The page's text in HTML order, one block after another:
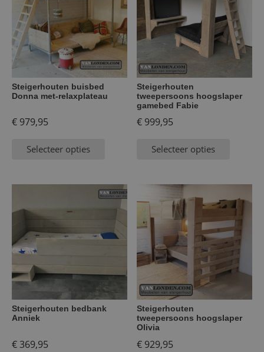
Steigerhouten buisbed
Donna met-relaxplateau
€ 979,95
Selecteer opties
Steigerhouten
tweepersoons hoogslaper
gamebed Fabie
€ 999,95
Selecteer opties
Steigerhouten bedbank
Anniek
€369,95
Steigerhouten
tweepersoons hoogslaper
Olivia
€ 929,95